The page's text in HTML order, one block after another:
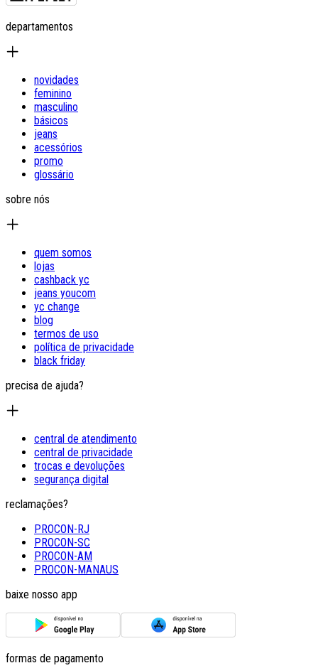
departamentos
novidades
feminino
masculino
básicos
jeans
acessórios
promo
glossário
sobre nós
quem somos
lojas
cashback yc
jeans youcom
yc change
blog
termos de uso
política de privacidade
black friday
precisa de ajuda?
central de atendimento
central de privacidade
trocas e devoluções
segurança digital
reclamações?
PROCON-RJ
PROCON-SC
PROCON-AM
PROCON-MANAUS
baixe nosso app
formas de pagamento